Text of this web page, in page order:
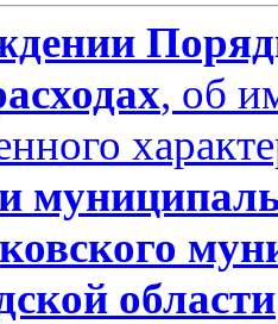
, об
области